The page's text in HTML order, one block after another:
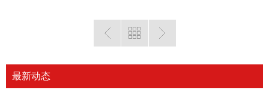
最新动态